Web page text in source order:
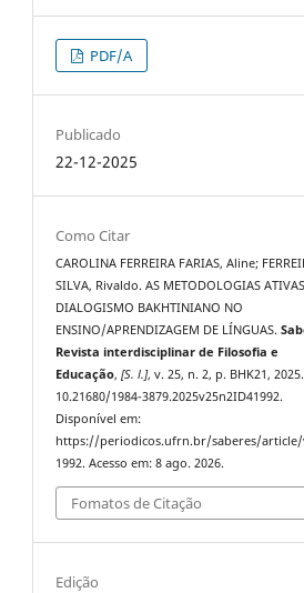
PDF/A
Publicado
22-12-2025
Como Citar
CAROLINA FERREIRA FARIAS, Aline;
SILVA, Rivaldo. AS METODOLOGIAS
DIALOGISMO BAKHTINIANO NO
ENSINO/APRENDIZAGEM DE LÍNGUAS.
Revista interdisciplinar de Filosofia e
Educação,[S. l.], v. 25, n. 2, p. BHK21,
10.21680/1984-3879.2025v25n2ID41992.
Disponível em:
https://periodicos.ufrn.br/saberes/
1992. Acesso em: 8 ago. 2026.
Fomatos de Citação
Edição